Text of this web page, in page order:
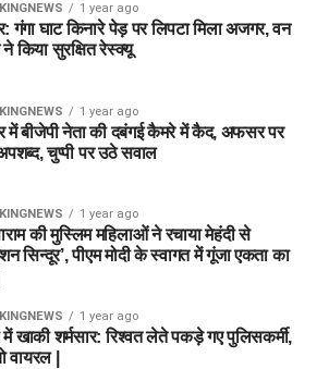
1 year ago
गंगा घाट किनारे पेड़ पर लिपटा मिला अजगर, वन
ने किया सुरक्षित रेस्क्यू
1 year ago
में बीजेपी नेता की दबंगई कैमरे में कैद, अफसर पर
चुप्पी पर उठे सवाल
1 year ago
की मुस्लिम महिलाओं ने रचाया मेहंदी से
सिन्दूर’, पीएम मोदी के स्वागत में गूंजा एकता का
1 year ago
में खाकी शर्मसार: रिश्वत लेते पकड़े गए पुलिसकर्मी,
वायरल |